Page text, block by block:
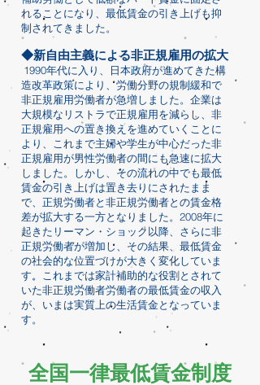
れることになり、最低賃金の引き上げも抑
制されてきました。
◆新自由主義による非正規雇用の拡大
1990年代に入り、日本政府が進めてきた構
造改革政策により、労働分野の規制緩和で
非正規雇用労働者が急増しました。企業は
大規模なリストラで正規雇用を減らし、非
正規雇用への置き換えを進めていくことに
より、これまで主婦や学生が中心だった非
正規雇用が男性労働者の間にも急速に拡大
しました。しかし、その流れの中でも最低
賃金の引き上げは置き去りにされたまま
で、正規労働者と非正規労働者との賃金格
差が拡大する一方となりました。2008年に
起きたリーマン・ショック以降、さらに非
正規労働者が増加し、その結果、最低賃金
の社会的な位置づけが大きく変化していま
す。これまでは家計補助的な役割とされて
いた非正規労働者労働者の最低賃金の収入
が、いまは実質上の生活賃金となっていま
す。
全国一律最低賃金制度